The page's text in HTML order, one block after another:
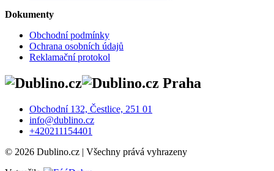
Dokumenty
Obchodní podmínky
Ochrana osobních údajů
Reklamační protokol
Praha
Obchodní 132, Čestlice, 251 01
info@dublino.cz
+420211154401
© 2026 Dublino.cz | Všechny prává vyhrazeny